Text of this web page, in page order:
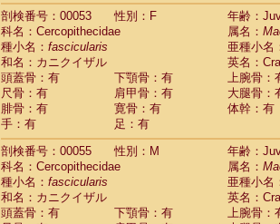
剖検番号：00053
性別：F
年齢：
科名：Cercopithecidae
属名：
種小名： fascicularis
亜種小名
和名：カニクイザル
英名：
頭蓋骨：有
下顎骨：有
上腕骨：
尺骨：有
肩甲骨：有
大腿骨：
腓骨：有
寛骨：有
体幹：有
手：有
足：有
剖検番号：00055
性別：M
年齢：
科名：Cercopithecidae
属名：
種小名： fascicularis
亜種小名
和名：カニクイザル
英名：
頭蓋骨：有
下顎骨：有
上腕骨：